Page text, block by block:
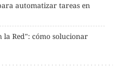
automatizar tareas en
la Red": cómo solucionar